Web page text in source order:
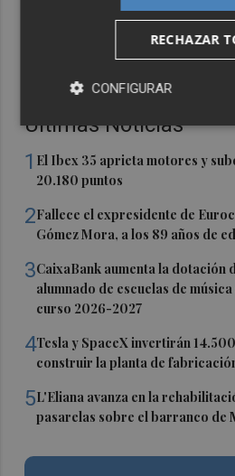
Últimas Noticias
1 El Ibex 35 aprieta motores y
20.180 puntos
2Fallece el expresidente de
Gómez Mora, a los 89 años de
3CaixaBank aumenta la dotación
alumnado de escuelas de
curso 2026-2027
4Tesla y SpaceX invertirán
construir la planta de
5L'Eliana avanza en la
pasarelas sobre el barranco de
RECHAZAR
CONFIGURAR